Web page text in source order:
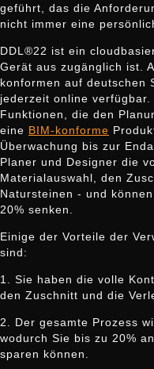
geführt, das die
nicht immer eine
DDL®22 ist ein
Gerät aus zugänglich ist.
konformen auf deutschen
jederzeit online
Funktionen, die den
eine BIM-konforme
Überwachung bis zur
Planer und Designer die
Materialauswahl, den
Natursteinen - und
20% senken.
Einige der Vorteile der
sind:
1. Sie haben die volle
den Zuschnitt und die
2. Der gesamte Prozess
wodurch Sie bis zu 20%
sparen können.